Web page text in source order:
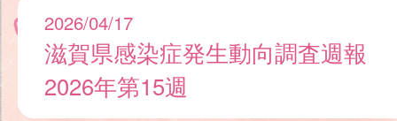
2026/04/17
滋賀県感染症発生動向調査週報
2026年第15週